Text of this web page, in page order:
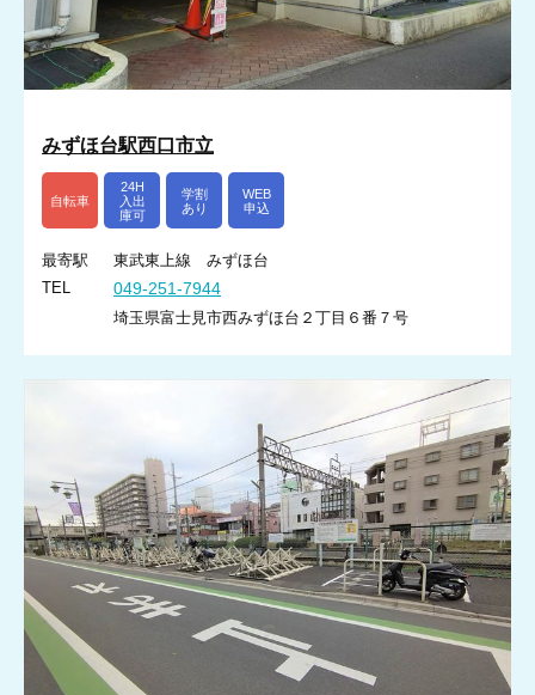
みずほ台駅西口市立
自転車
24H
入出
庫可
学割
あり
WEB
申込
最寄駅
東武東上線 みずほ台
TEL
049-251-7944
埼玉県富士見市西みずほ台２丁目６番７号